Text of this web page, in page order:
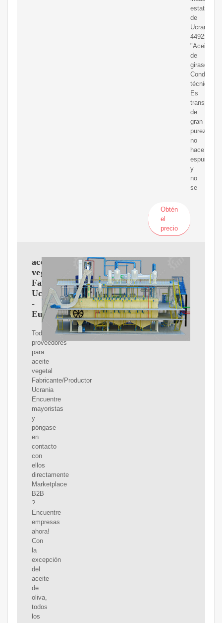
estatal
de
Ucrania)
4492:2017
"Aceite
de
girasol.
técnicas".
Es
de
gran
pureza,
no
hace
espuma
y
no
se
Obtén
el
precio
aceite
vegetal
Fabricante/Productor
Ucrania
-
Europages
Todo
proveedores
para
aceite
vegetal
Fabricante/Productor
Ucrania
Encuentre
mayoristas
y
póngase
en
contacto
con
ellos
directamente
Marketplace
B2B
?
Encuentre
empresas
ahora!
Con
la
excepción
del
aceite
de
oliva,
todos
los